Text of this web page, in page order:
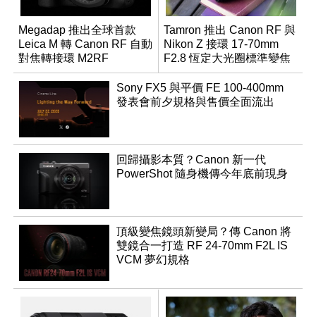
Megadap 推出全球首款
Leica M 轉 Canon RF 自動
對焦轉接環 M2RF
Tamron 推出 Canon RF 與
Nikon Z 接環 17-70mm
F2.8 恆定大光圈標準變焦
鏡
Sony FX5 與平價 FE 100-400mm
發表會前夕規格與售價全面流出
回歸攝影本質？Canon 新一代
PowerShot 隨身機傳今年底前現身
頂級變焦鏡頭新變局？傳 Canon 將
雙鏡合一打造 RF 24-70mm F2L IS
VCM 夢幻規格